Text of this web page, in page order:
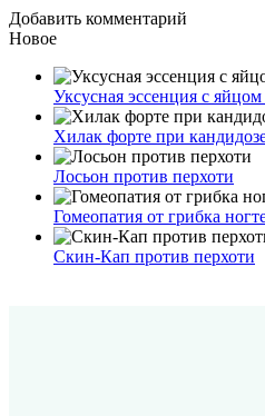
Добавить комментарий
Новое
Уксусная эссенция с
Хилак форте при
Лосьон против перхоти
Гомеопатия от грибка
Скин-Кап против перхоти